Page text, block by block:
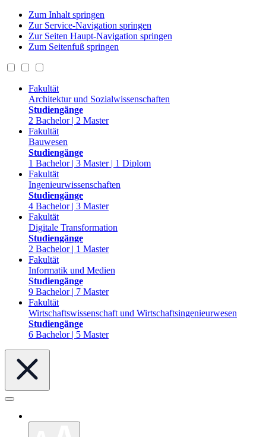
Zum Inhalt springen
Zur Service-Navigation springen
Zur Seiten Haupt-Navigation springen
Zum Seitenfuß springen
Fakultät
Architektur und Sozialwissenschaften
Studiengänge
2 Bachelor | 2 Master
Fakultät
Bauwesen
Studiengänge
1 Bachelor | 3 Master | 1 Diplom
Fakultät
Ingenieurwissenschaften
Studiengänge
4 Bachelor | 3 Master
Fakultät
Digitale Transformation
Studiengänge
2 Bachelor | 1 Master
Fakultät
Informatik und Medien
Studiengänge
9 Bachelor | 7 Master
Fakultät
Wirtschaftswissenschaft und Wirtschaftsingenieurwesen
Studiengänge
6 Bachelor | 5 Master